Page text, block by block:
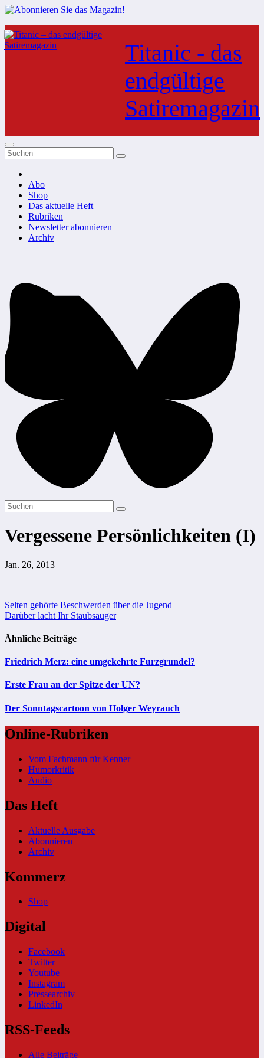
Zum
Inhalt
springen
Titanic - das
endgültige
Satiremagazin
Abo
Shop
Das aktuelle Heft
Rubriken
Newsletter abonnieren
Archiv
Vergessene Persönlichkeiten (I)
Jan. 26, 2013
Beitragsnavigation
Selten gehörte Beschwerden über die Jugend
Darüber lacht Ihr Staubsauger
Ähnliche Beiträge
Friedrich Merz: eine umgekehrte Furzgrundel?
Erste Frau an der Spitze der UN?
Der Sonntagscartoon von Holger Weyrauch
Online-Rubriken
Vom Fachmann für Kenner
Humorkritik
Audio
Das Heft
Aktuelle Ausgabe
Abonnieren
Archiv
Kommerz
Shop
Digital
Facebook
Twitter
Youtube
Instagram
Pressearchiv
LinkedIn
RSS-Feeds
Alle Beiträge